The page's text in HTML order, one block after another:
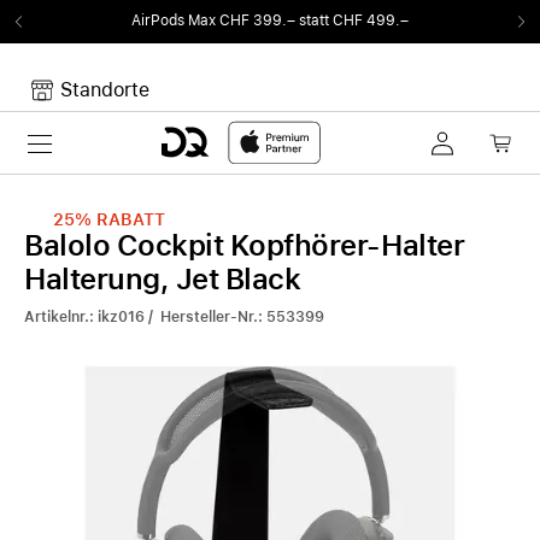
AirPods Max CHF 399.– statt CHF 499.–
Standorte
Toggle navigation
Noch keine Artikel im Warenkorb.
25% RABATT
Balolo Cockpit Kopfhörer-Halter
Halterung, Jet Black
Artikelnr.: ikz016 / Hersteller-Nr.: 553399